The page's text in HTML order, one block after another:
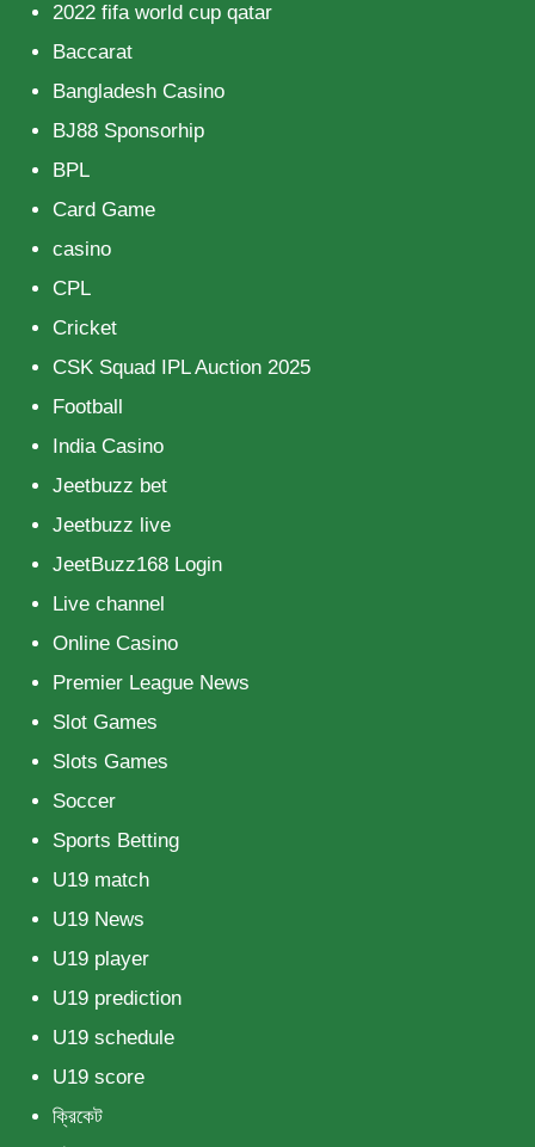
2022 fifa world cup qatar
Baccarat
Bangladesh Casino
BJ88 Sponsorhip
BPL
Card Game
casino
CPL
Cricket
CSK Squad IPL Auction 2025
Football
India Casino
Jeetbuzz bet
Jeetbuzz live
JeetBuzz168 Login
Live channel
Online Casino
Premier League News
Slot Games
Slots Games
Soccer
Sports Betting
U19 match
U19 News
U19 player
U19 prediction
U19 schedule
U19 score
ক্রিকেট